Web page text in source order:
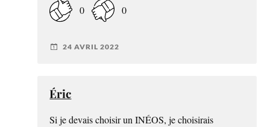
0 0
24 AVRIL 2022
Éric
Si je devais choisir un INÉOS, je choisirais